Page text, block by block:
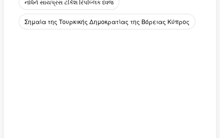
નોર્ધર્ન સાયપ્રસ ટર્કિશ રિપબ્લિક ધ્વજ
Σημαία της Τουρκικής Δημοκρατίας της Βόρειας Κύπρος